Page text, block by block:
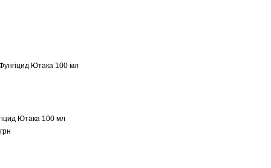
Ютака 100 мл